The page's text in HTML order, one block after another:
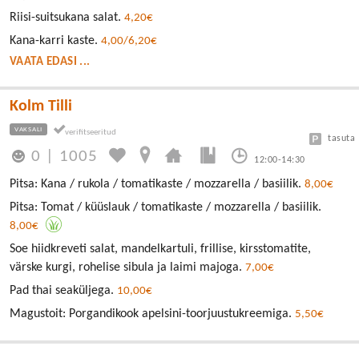
Riisi-suitsukana salat. 4,20€
Kana-karri kaste. 4,00/6,20€
VAATA EDASI ...
Kolm Tilli
VAKSALI
0 1005 12:00-14:30
tasuta
Pitsa: Kana / rukola / tomatikaste / mozzarella / basiilik. 8,00€
Pitsa: Tomat / küüslauk / tomatikaste / mozzarella / basiilik.
8,00€
Soe hiidkreveti salat, mandelkartuli, frillise, kirsstomatite,
värske kurgi, rohelise sibula ja laimi majoga. 7,00€
Pad thai seaküljega. 10,00€
Magustoit: Porgandikook apelsini-toorjuustukreemiga. 5,50€